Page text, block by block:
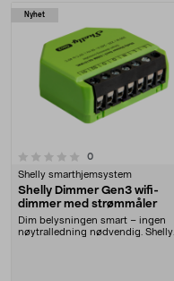
Nyhet
0anmeldelser
Shelly smarthjemsystem
Shelly Dimmer Gen3 wifi-
dimmer med strømmåler
Dim belysningen smart – ingen
nøytralledning nødvendig. Shelly
0.0 av 5 stjerner